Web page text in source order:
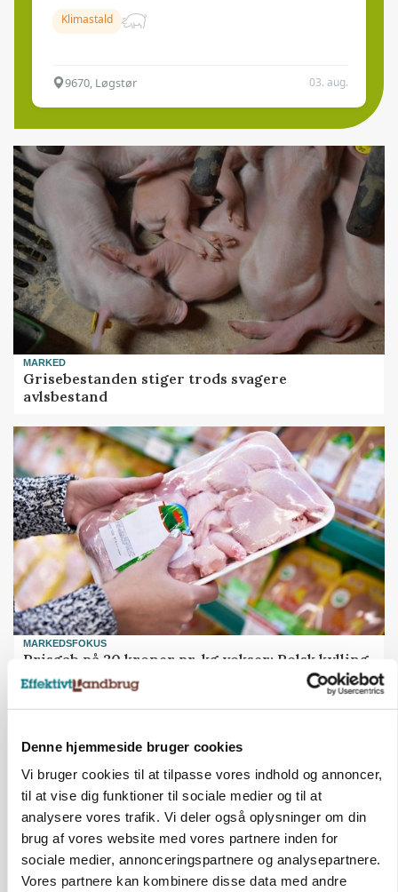
Denne hjemmeside bruger cookies
Vi bruger cookies til at tilpasse vores indhold og annoncer,
til at vise dig funktioner til sociale medier og til at
analysere vores trafik. Vi deler også oplysninger om din
brug af vores website med vores partnere inden for
sociale medier, annonceringspartnere og analysepartnere.
Vores partnere kan kombinere disse data med andre
Klimastald
9670, Løgstør 03. aug.
MARKED
Grisebestanden stiger trods svagere
avlsbestand
MARKEDSFOKUS
Prisgab på 20 kroner pr. kg vokser: Polsk kylling
presser markedet